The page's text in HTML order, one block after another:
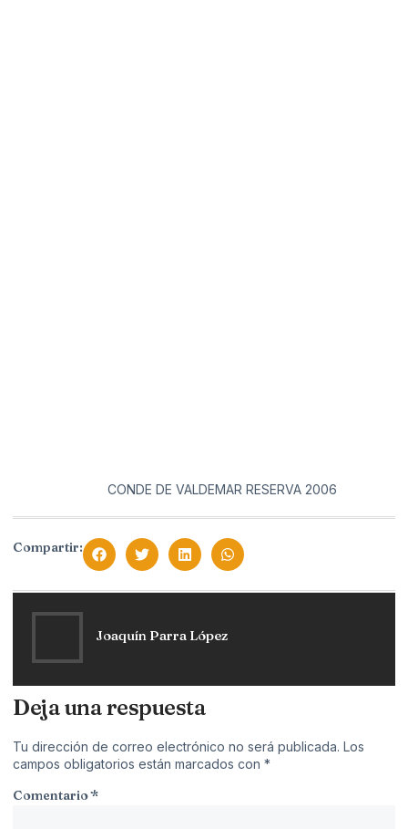
CONDE DE VALDEMAR RESERVA 2006
Compartir:
Joaquín Parra López
Deja una respuesta
Tu dirección de correo electrónico no será publicada. Los
campos obligatorios están marcados con *
Comentario*